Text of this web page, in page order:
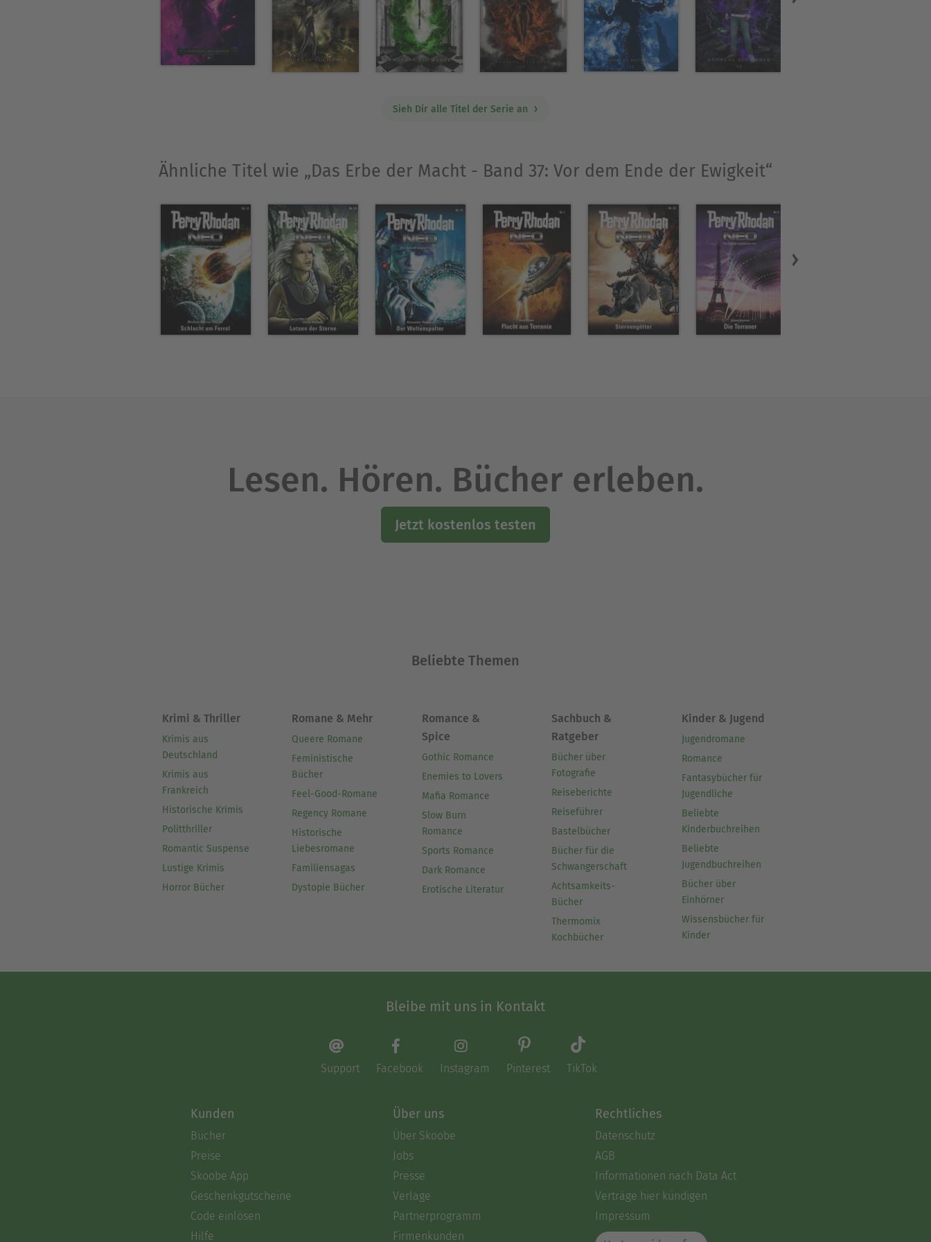
Sieh Dir alle Titel der Serie an
Ähnliche Titel wie „Das Erbe der Macht - Band 37: Vor dem Ende der Ewigkeit“
Lesen. Hören. Bücher erleben.
Jetzt kostenlos testen
Beliebte Themen
Krimi & Thriller
Krimis aus
Deutschland
Krimis aus
Frankreich
Historische Krimis
Politthriller
Romantic Suspense
Lustige Krimis
Horror Bücher
Romane & Mehr
Queere Romane
Feministische
Bücher
Feel-Good-Romane
Regency Romane
Historische
Liebesromane
Familiensagas
Dystopie Bücher
Romance &
Spice
Gothic Romance
Enemies to Lovers
Mafia Romance
Slow Burn
Romance
Sports Romance
Dark Romance
Erotische Literatur
Sachbuch &
Ratgeber
Bücher über
Fotografie
Reiseberichte
Reiseführer
Bastelbücher
Bücher für die
Schwangerschaft
Achtsamkeits-
Bücher
Thermomix
Kochbücher
Kinder & Jugend
Jugendromane
Romance
Fantasybücher für
Jugendliche
Beliebte
Kinderbuchreihen
Beliebte
Jugendbuchreihen
Bücher über
Einhörner
Wissensbücher für
Kinder
Bleibe mit uns in Kontakt
Support Facebook Instagram Pinterest TikTok
Kunden
Bücher
Preise
Skoobe App
Geschenkgutscheine
Code einlösen
Hilfe
Über uns
Über Skoobe
Jobs
Presse
Verlage
Partnerprogramm
Firmenkunden
Rechtliches
Datenschutz
AGB
Informationen nach Data Act
Verträge hier kündigen
Impressum